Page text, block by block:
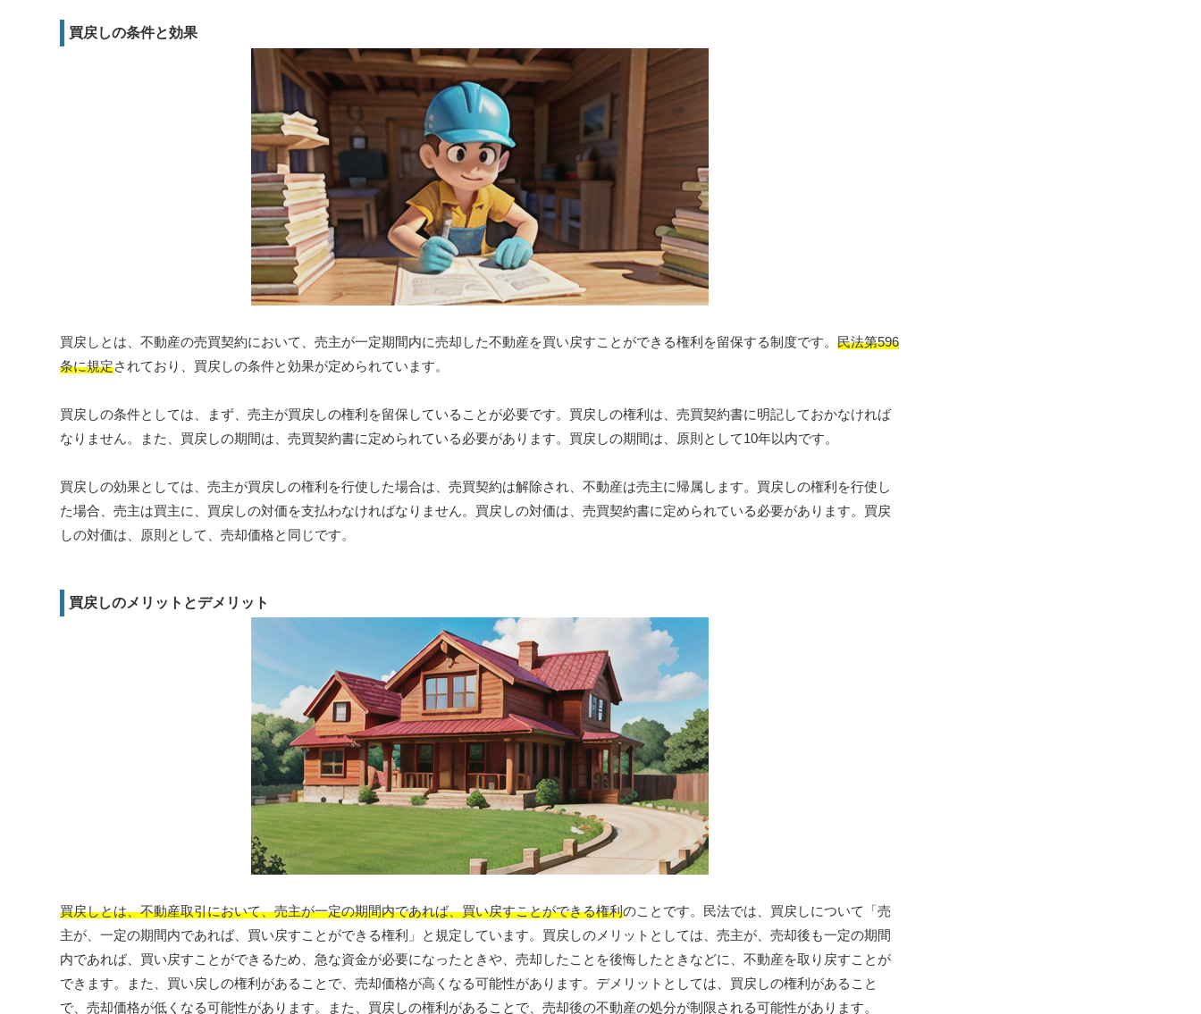
買戻しの条件と効果
買戻しとは、不動産の売買契約において、売主が一定期間内に売却した不動産を買い戻すことができる権利を留保する制度です。 民法第596
条に規定されており、買戻しの条件と効果が定められています。
買戻しの条件としては、まず、売主が買戻しの権利を留保していることが必要です。買戻しの権利は、売買契約書に明記しておかなければ
なりません。また、買戻しの期間は、売買契約書に定められている必要があります。買戻しの期間は、原則として10年以内です。
買戻しの効果としては、売主が買戻しの権利を行使した場合は、売買契約は解除され、不動産は売主に帰属します。買戻しの権利を行使し
た場合、売主は買主に、買戻しの対価を支払わなければなりません。買戻しの対価は、売買契約書に定められている必要があります。買戻
しの対価は、原則として、売却価格と同じです。
買戻しのメリットとデメリット
買戻しとは、不動産取引において、売主が一定の期間内であれば、買い戻すことができる権利のことです。民法では、買戻しについて「売
主が、一定の期間内であれば、買い戻すことができる権利」と規定しています。買戻しのメリットとしては、売主が、売却後も一定の期間
内であれば、買い戻すことができるため、急な資金が必要になったときや、売却したことを後悔したときなどに、不動産を取り戻すことが
できます。また、買い戻しの権利があることで、売却価格が高くなる可能性があります。デメリットとしては、買戻しの権利があること
で、売却価格が低くなる可能性があります。また、買戻しの権利があることで、売却後の不動産の処分が制限される可能性があります。